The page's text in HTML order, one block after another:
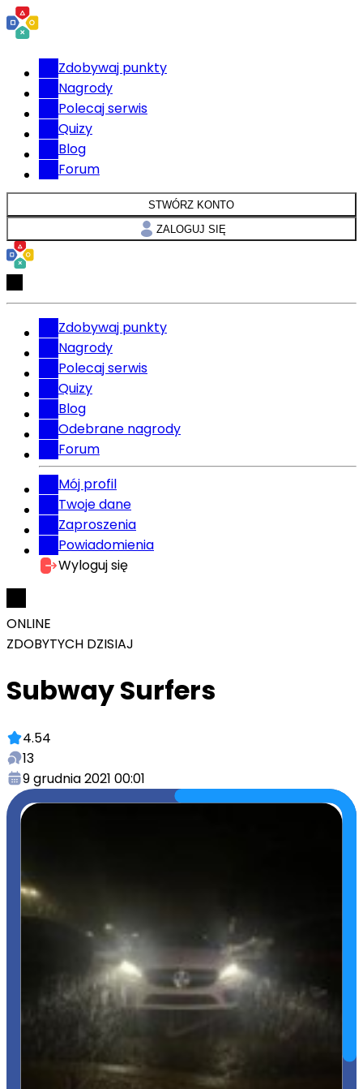
Zdobywaj punkty
Nagrody
Polecaj serwis
Quizy
Blog
Forum
STWÓRZ KONTO
ZALOGUJ SIĘ
Zdobywaj punkty
Nagrody
Polecaj serwis
Quizy
Blog
Odebrane nagrody
Forum
Mój profil
Twoje dane
Zaproszenia
Powiadomienia
Wyloguj się
ONLINE
ZDOBYTYCH DZISIAJ
Subway Surfers
4.54
13
9 grudnia 2021 00:01